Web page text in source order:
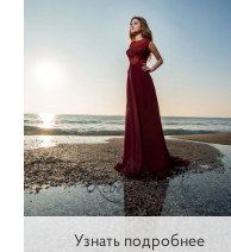
Узнать подробнее